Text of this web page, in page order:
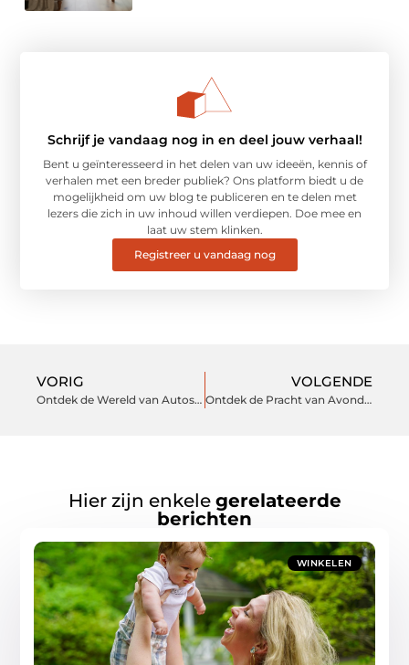
Schrijf je vandaag nog in en deel jouw verhaal!
Bent u geïnteresseerd in het delen van uw ideeën, kennis of
verhalen met een breder publiek? Ons platform biedt u de
mogelijkheid om uw blog te publiceren en te delen met
lezers die zich in uw inhoud willen verdiepen. Doe mee en
laat uw stem klinken.
Registreer u vandaag nog
VORIG
Ontdek de Wereld van Autosloperij in Barendrecht
VOLGENDE
Ontdek de Pracht van Avondwinkel in Oss
Hier zijn enkele gerelateerde
berichten
WINKELEN